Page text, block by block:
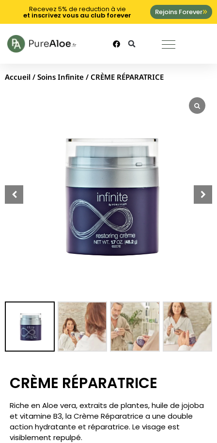
Recevez 5% de reduction à vie
et inscrivez vous au club forever Rejoins Forever
Accueil / Soins Infinite / CRÈME RÉPARATRICE
CRÈME RÉPARATRICE
Riche en Aloe vera, extraits de plantes, huile de jojoba
et vitamine B3, la Crème Réparatrice a une double
action hydratante et réparatrice. Le visage est
visiblement repulpé.